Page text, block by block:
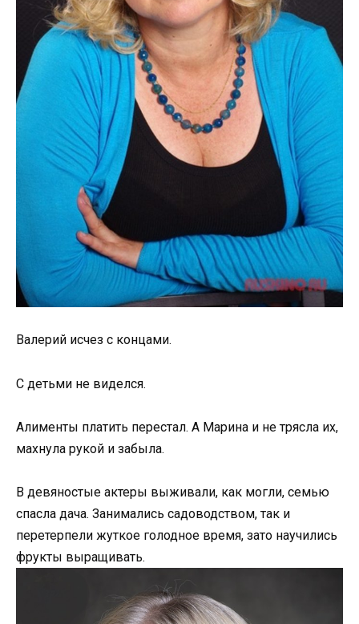
Валерий исчез с концами.
С детьми не виделся.
Алименты платить перестал. А Марина и не трясла их,
махнула рукой и забыла.
В девяностые актеры выживали, как могли, семью
спасла дача. Занимались садоводством, так и
перетерпели жуткое голодное время, зато научились
фрукты выращивать.